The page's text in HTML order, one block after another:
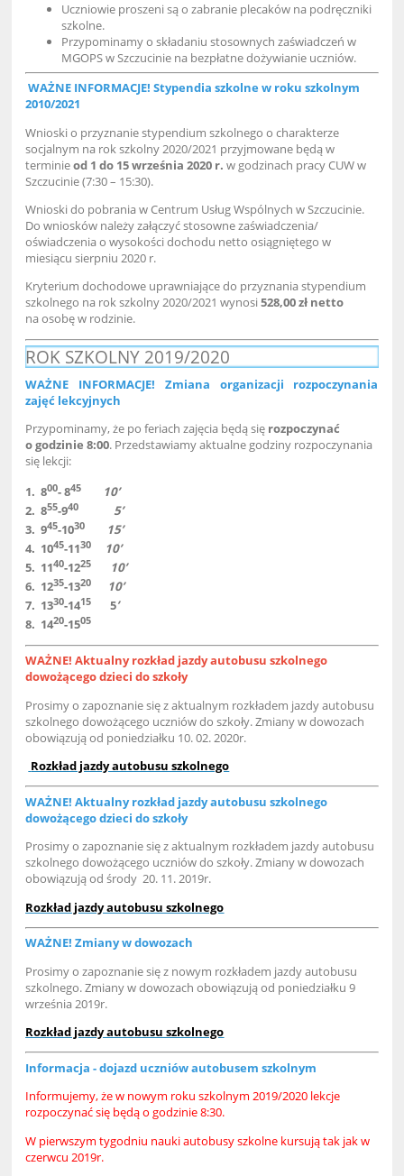
Uczniowie proszeni są o zabranie plecaków na podręczniki
szkolne.
Przypominamy o składaniu stosownych zaświadczeń w
MGOPS w Szczucinie na bezpłatne dożywianie uczniów.
WAŻNE INFORMACJE! Stypendia szkolne w roku szkolnym
2010/2021
Wnioski o przyznanie stypendium szkolnego o charakterze
socjalnym na rok szkolny 2020/2021 przyjmowane będą w
terminieod 1 do 15 września 2020 r.w godzinach pracy CUW w
Szczucinie (7:30 – 15:30).
Wnioski do pobrania w Centrum Usług Wspólnych w Szczucinie.
Do wniosków należy załączyć stosowne zaświadczenia/
oświadczenia o wysokości dochodu netto osiągniętego w
miesiącu sierpniu 2020 r.
Kryterium dochodowe uprawniające do przyznania stypendium
szkolnego na rok szkolny 2020/2021 wynosi528,00 zł netto
na osobę w rodzinie.
ROK SZKOLNY 2019/2020
WAŻNE INFORMACJE! Zmiana organizacji rozpoczynania
zajęć lekcyjnych
Przypominamy, że po feriach zajęcia będą się rozpoczynać
o godzinie 8:00. Przedstawiamy aktualne godziny rozpoczynania
się lekcji:
1. 800- 845 10’
2. 855-940 5’
3. 945-1030
15’
4. 1045-1130
10’
5. 1140-1225
10’
6. 1235-1320
10’
7. 1330-1415 5’
8. 1420-1505
WAŻNE! Aktualny rozkład jazdy autobusu szkolnego
dowożącego dzieci do szkoły
Prosimy o zapoznanie się z aktualnym rozkładem jazdy autobusu
szkolnego dowożącego uczniów do szkoły. Zmiany w dowozach
obowiązują od poniedziałku 10. 02. 2020r.
Rozkład jazdy autobusu szkolnego
WAŻNE! Aktualny rozkład jazdy autobusu szkolnego
dowożącego dzieci do szkoły
Prosimy o zapoznanie się z aktualnym rozkładem jazdy autobusu
szkolnego dowożącego uczniów do szkoły. Zmiany w dowozach
obowiązują od środy 20. 11. 2019r.
Rozkład jazdy autobusu szkolnego
WAŻNE! Zmiany w dowozach
Prosimy o zapoznanie się z nowym rozkładem jazdy autobusu
szkolnego. Zmiany w dowozach obowiązują od poniedziałku 9
września 2019r.
Rozkład jazdy autobusu szkolnego
Informacja - dojazd uczniów autobusem szkolnym
Informujemy, że w nowym roku szkolnym 2019/2020 lekcje
rozpoczynać się będą o godzinie 8:30.
W pierwszym tygodniu nauki autobusy szkolne kursują tak jak w
czerwcu 2019r.